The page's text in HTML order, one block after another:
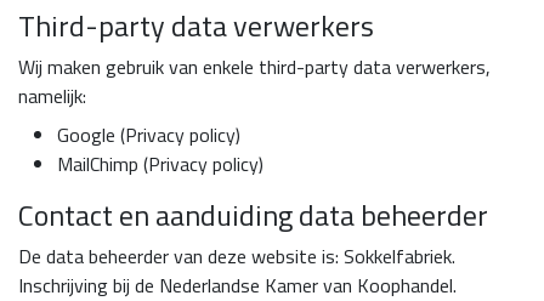
Third-party data verwerkers
Wij maken gebruik van enkele third-party data verwerkers,
namelijk:
Google (Privacy policy)
MailChimp (Privacy policy)
Contact en aanduiding data beheerder
De data beheerder van deze website is: Sokkelfabriek.
Inschrijving bij de Nederlandse Kamer van Koophandel.